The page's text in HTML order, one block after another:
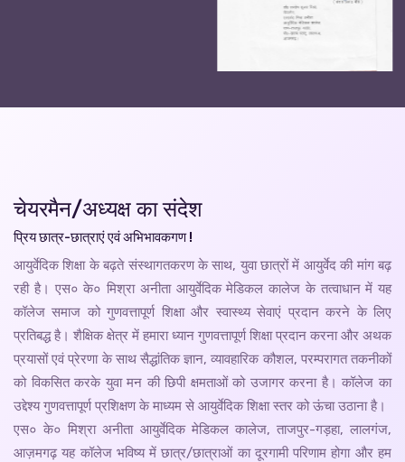
चेयरमैन/अध्यक्ष का संदेश
प्रिय छात्र-छात्राएं एवं अभिभावकगण !
आयुर्वेदिक शिक्षा के बढ़ते संस्थागतकरण के साथ, युवा छात्रों में आयुर्वेद की मांग बढ़
रही है। एस० के० मिश्रा अनीता आयुर्वेदिक मेडिकल कालेज के तत्वाधान में यह
कॉलेज समाज को गुणवत्तापूर्ण शिक्षा और स्वास्थ्य सेवाएं प्रदान करने के लिए
प्रतिबद्ध है। शैक्षिक क्षेत्र में हमारा ध्यान गुणवत्तापूर्ण शिक्षा प्रदान करना और अथक
प्रयासों एवं प्रेरणा के साथ सैद्धांतिक ज्ञान, व्यावहारिक कौशल, परम्परागत तकनीकों
को विकसित करके युवा मन की छिपी क्षमताओं को उजागर करना है। कॉलेज का
उद्देश्य गुणवत्तापूर्ण प्रशिक्षण के माध्यम से आयुर्वेदिक शिक्षा स्तर को ऊंचा उठाना है।
एस० के० मिश्रा अनीता आयुर्वेदिक मेडिकल कालेज, ताजपुर-गड़हा, लालगंज,
आज़मगढ़ यह कॉलेज भविष्य में छात्र/छात्राओं का दूरगामी परिणाम होगा और हम